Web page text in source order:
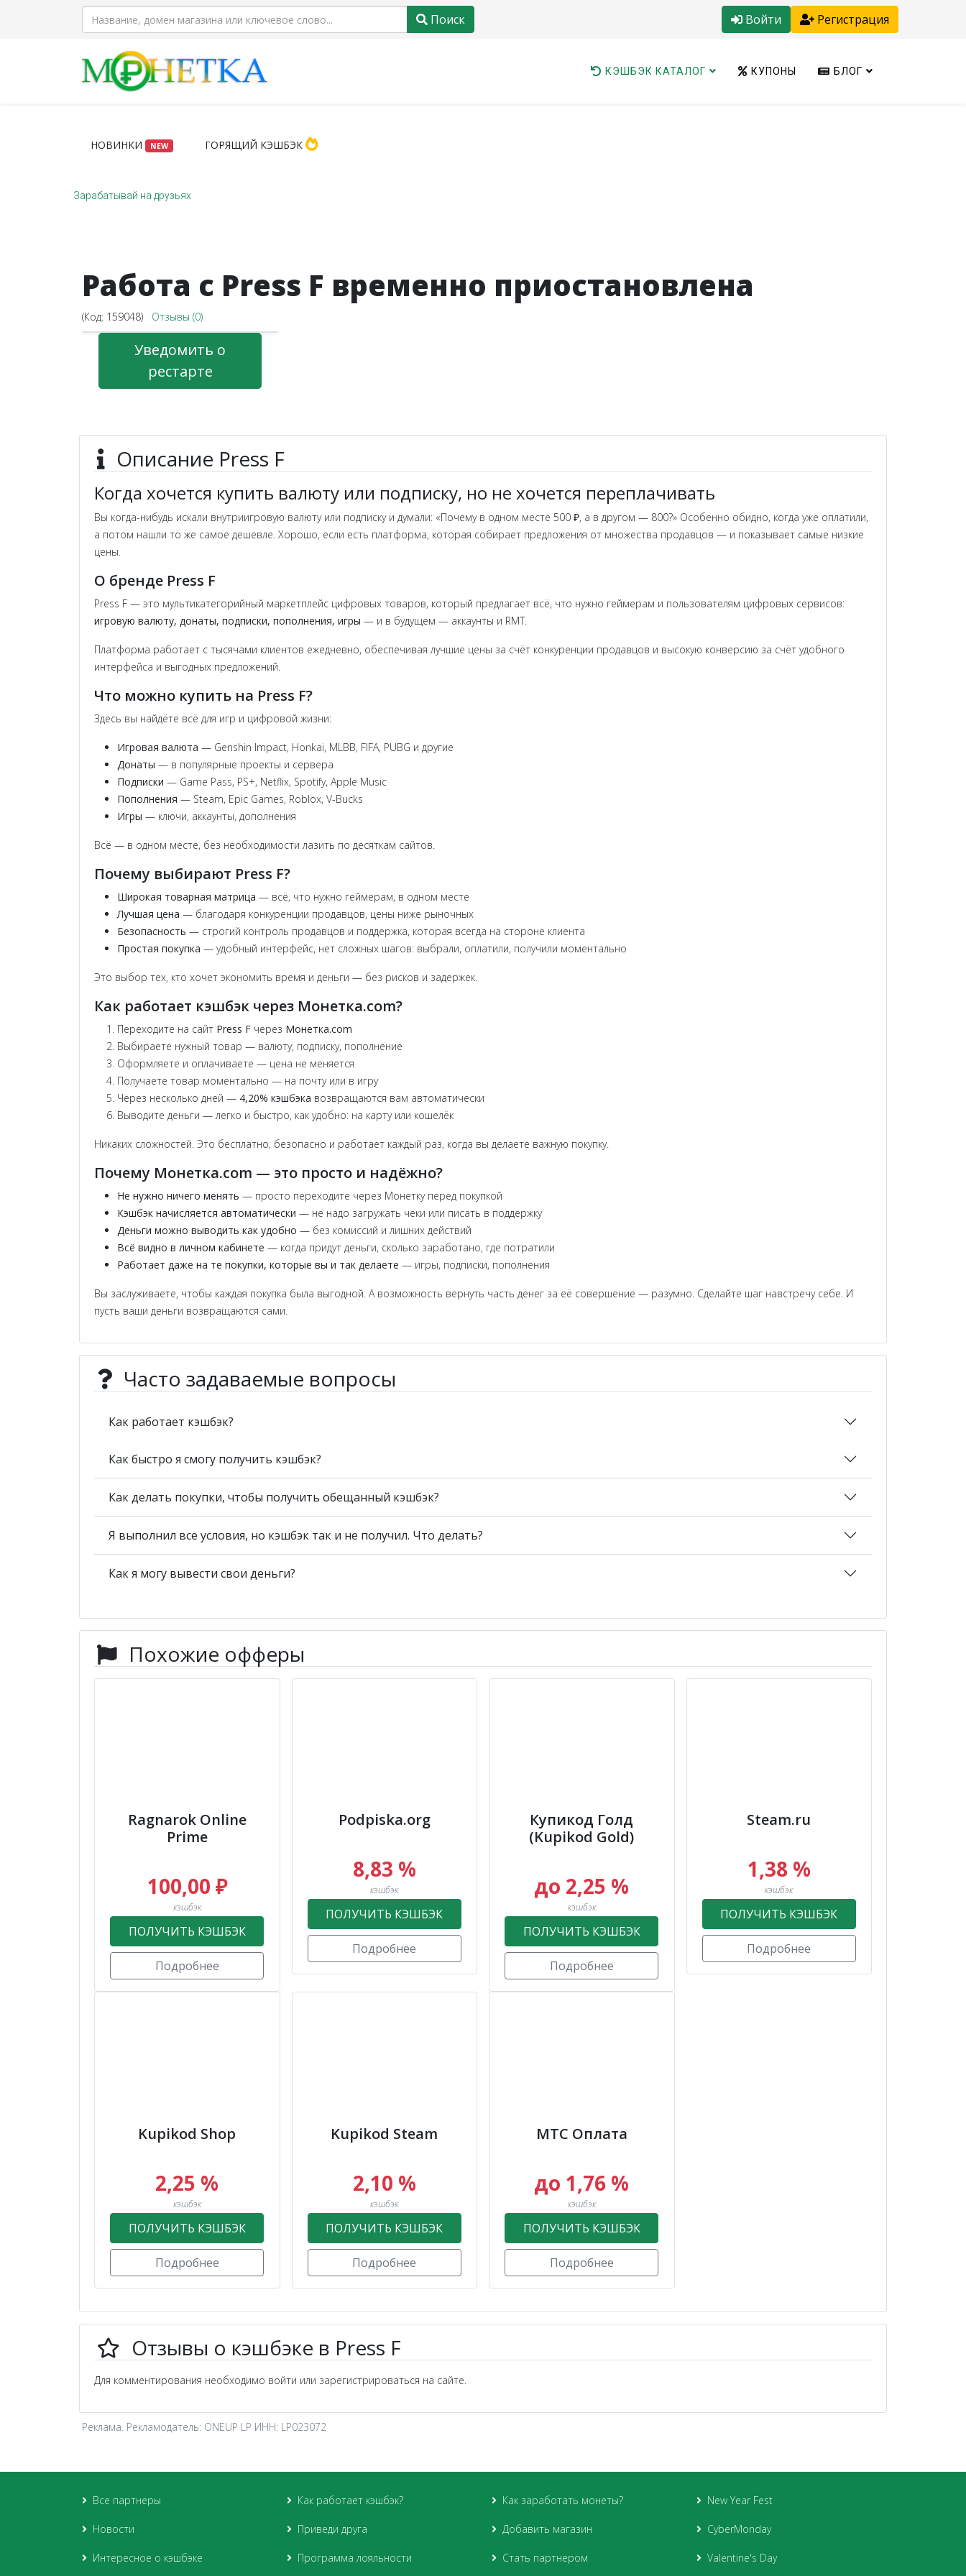
Поиск Войти Регистрация
КЭШБЭК КАТАЛОГ КУПОНЫ БЛОГ
НОВИНКИ NEW ГОРЯЩИЙ КЭШБЭК
Зарабатывай на друзьях
Работа с Press F временно приостановлена
(Код: 159048) Отзывы (0)
Уведомить о
рестарте
Описание Press F
Когда хочется купить валюту или подписку, но не хочется переплачивать
Вы когда-нибудь искали внутриигровую валюту или подписку и думали: «Почему в одном месте 500 ₽, а в другом — 800?» Особенно обидно, когда уже оплатили,
а потом нашли то же самое дешевле. Хорошо, если есть платформа, которая собирает предложения от множества продавцов — и показывает самые низкие
цены.
О бренде Press F
Press F — это мультикатегорийный маркетплейс цифровых товаров, который предлагает всё, что нужно геймерам и пользователям цифровых сервисов:
игровую валюту, донаты, подписки, пополнения, игры — и в будущем — аккаунты и RMT.
Платформа работает с тысячами клиентов ежедневно, обеспечивая лучшие цены за счёт конкуренции продавцов и высокую конверсию за счёт удобного
интерфейса и выгодных предложений.
Что можно купить на Press F?
Здесь вы найдёте всё для игр и цифровой жизни:
Игровая валюта — Genshin Impact, Honkai, MLBB, FIFA, PUBG и другие
Донаты — в популярные проекты и сервера
Подписки — Game Pass, PS+, Netflix, Spotify, Apple Music
Пополнения — Steam, Epic Games, Roblox, V-Bucks
Игры — ключи, аккаунты, дополнения
Всё — в одном месте, без необходимости лазить по десяткам сайтов.
Почему выбирают Press F?
Широкая товарная матрица — всё, что нужно геймерам, в одном месте
Лучшая цена — благодаря конкуренции продавцов, цены ниже рыночных
Безопасность — строгий контроль продавцов и поддержка, которая всегда на стороне клиента
Простая покупка — удобный интерфейс, нет сложных шагов: выбрали, оплатили, получили моментально
Это выбор тех, кто хочет экономить время и деньги — без рисков и задержек.
Как работает кэшбэк через Монетка.com?
Переходите на сайт Press F через Монетка.com
Выбираете нужный товар — валюту, подписку, пополнение
Оформляете и оплачиваете — цена не меняется
Получаете товар моментально — на почту или в игру
Через несколько дней — 4,20% кэшбэка возвращаются вам автоматически
Выводите деньги — легко и быстро, как удобно: на карту или кошелёк
Никаких сложностей. Это бесплатно, безопасно и работает каждый раз, когда вы делаете важную покупку.
Почему Монетка.com — это просто и надёжно?
Не нужно ничего менять — просто переходите через Монетку перед покупкой
Кэшбэк начисляется автоматически — не надо загружать чеки или писать в поддержку
Деньги можно выводить как удобно — без комиссий и лишних действий
Всё видно в личном кабинете — когда придут деньги, сколько заработано, где потратили
Работает даже на те покупки, которые вы и так делаете — игры, подписки, пополнения
Вы заслуживаете, чтобы каждая покупка была выгодной. А возможность вернуть часть денег за её совершение — разумно. Сделайте шаг навстречу себе. И
пусть ваши деньги возвращаются сами.
Часто задаваемые вопросы
Как работает кэшбэк?
Как быстро я смогу получить кэшбэк?
Как делать покупки, чтобы получить обещанный кэшбэк?
Я выполнил все условия, но кэшбэк так и не получил. Что делать?
Как я могу вывести свои деньги?
Похожие офферы
Ragnarok Online
Prime
100,00 ₽
кэшбэк
ПОЛУЧИТЬ КЭШБЭК
Подробнее
Podpiska.org
8,83 %
кэшбэк
ПОЛУЧИТЬ КЭШБЭК
Подробнее
Купикод Голд
(Kupikod Gold)
до 2,25 %
кэшбэк
ПОЛУЧИТЬ КЭШБЭК
Подробнее
Steam.ru
1,38 %
кэшбэк
ПОЛУЧИТЬ КЭШБЭК
Подробнее
Kupikod Shop
2,25 %
кэшбэк
ПОЛУЧИТЬ КЭШБЭК
Подробнее
Kupikod Steam
2,10 %
кэшбэк
ПОЛУЧИТЬ КЭШБЭК
Подробнее
МТС Оплата
до 1,76 %
кэшбэк
ПОЛУЧИТЬ КЭШБЭК
Подробнее
Отзывы о кэшбэке в Press F
Для комментирования необходимо войти или зарегистрироваться на сайте.
Реклама. Рекламодатель: ONEUP LP ИНН: LP023072
Все партнеры
Новости
Интересное о кэшбэке
Как работает кэшбэк?
Приведи друга
Программа лояльности
Как заработать монеты?
Добавить магазин
Стать партнером
New Year Fest
CyberMonday
Valentine's Day